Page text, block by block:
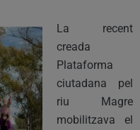
La recent
creada
Plataforma
ciutadana pel
riu Magre
mobilitzava el